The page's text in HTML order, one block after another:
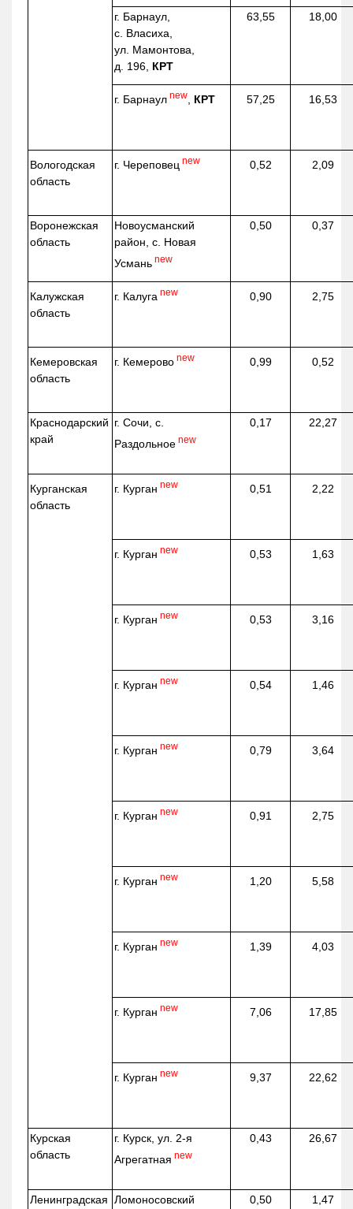
г. Барнаул,
с. Власиха,
ул. Мамонтова,
д. 196, КРТ
63,55 18,00
г. Барнаул new КРТ 57,25 16,53
Вологодская
область
г. Череповец new 0,52 2,09
Воронежская
область
Новоусманский
район, с. Новая
Усмань new
0,50 0,37
Калужская
область
г. Калуга new 0,90 2,75
Кемеровская
область
г. Кемерово new 0,99 0,52
Краснодарский
край
г. Сочи, с.
Раздольное new
0,17 22,27
Курганская
область
г. Курган new 0,51 2,22
г. Курган new 0,53 1,63
г. Курган new 0,53 3,16
г. Курган new 0,54 1,46
г. Курган new 0,79 3,64
г. Курган new 0,91 2,75
г. Курган new 1,20 5,58
г. Курган new 1,39 4,03
г. Курган new 7,06 17,85
г. Курган new 9,37 22,62
Курская
область
г. Курск, ул. 2-я
Агрегатная new
0,43 26,67
Ленинградская Ломоносовский
0,50 1,47